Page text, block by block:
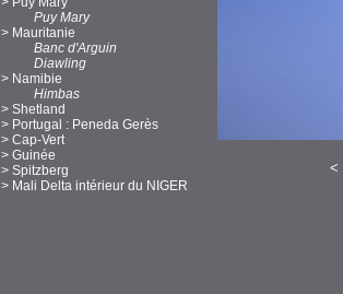
Puy Mary
> Mauritanie
Banc d'Arguin
Diawling
> Namibie
Himbas
> Shetland
> Portugal : Peneda Gerès
> Cap-Vert
> Guinée
> Spitzberg
> Mali Delta intérieur du NIGER
<